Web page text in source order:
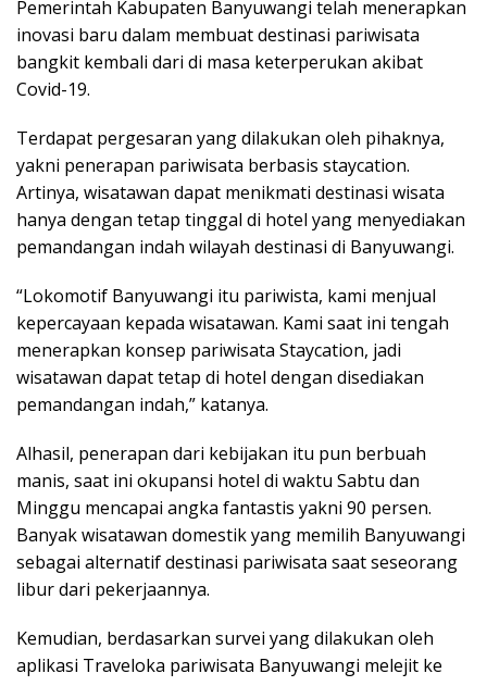
Pemerintah Kabupaten Banyuwangi telah menerapkan
inovasi baru dalam membuat destinasi pariwisata
bangkit kembali dari di masa keterperukan akibat
Covid-19.
Terdapat pergesaran yang dilakukan oleh pihaknya,
yakni penerapan pariwisata berbasis staycation.
Artinya, wisatawan dapat menikmati destinasi wisata
hanya dengan tetap tinggal di hotel yang menyediakan
pemandangan indah wilayah destinasi di Banyuwangi.
“Lokomotif Banyuwangi itu pariwista, kami menjual
kepercayaan kepada wisatawan. Kami saat ini tengah
menerapkan konsep pariwisata Staycation, jadi
wisatawan dapat tetap di hotel dengan disediakan
pemandangan indah,” katanya.
Alhasil, penerapan dari kebijakan itu pun berbuah
manis, saat ini okupansi hotel di waktu Sabtu dan
Minggu mencapai angka fantastis yakni 90 persen.
Banyak wisatawan domestik yang memilih Banyuwangi
sebagai alternatif destinasi pariwisata saat seseorang
libur dari pekerjaannya.
Kemudian, berdasarkan survei yang dilakukan oleh
aplikasi Traveloka pariwisata Banyuwangi melejit ke